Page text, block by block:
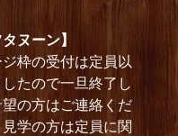
ヌーン】
枠の受付は定員以
たので一旦終了し
の方はご連絡くだ
学の方は定員に関